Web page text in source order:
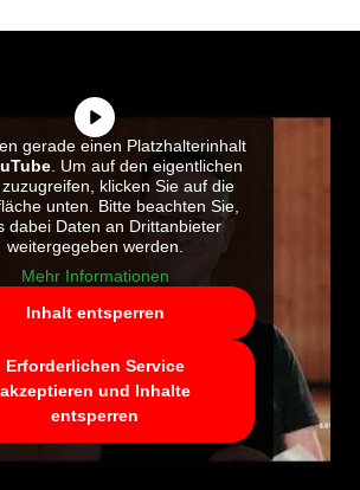
gerade einen Platzhalterinhalt
. Um auf den eigentlichen
klicken Sie auf die
unten. Bitte beachten Sie,
dabei Daten an Drittanbieter
weitergegeben werden.
Mehr Informationen
Inhalt entsperren
Erforderlichen Service
akzeptieren und Inhalte
entsperren